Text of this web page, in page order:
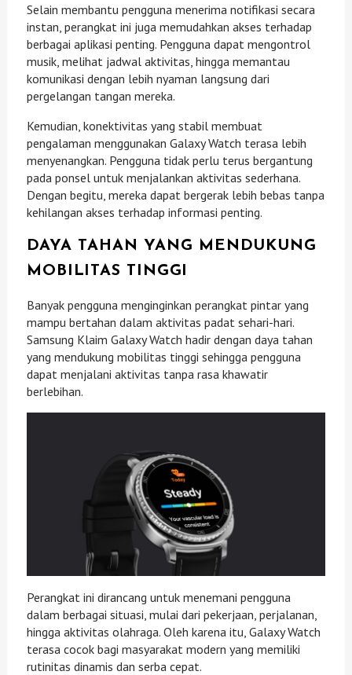
Selain membantu pengguna menerima notifikasi secara
instan, perangkat ini juga memudahkan akses terhadap
berbagai aplikasi penting. Pengguna dapat mengontrol
musik, melihat jadwal aktivitas, hingga memantau
komunikasi dengan lebih nyaman langsung dari
pergelangan tangan mereka.
Kemudian, konektivitas yang stabil membuat
pengalaman menggunakan Galaxy Watch terasa lebih
menyenangkan. Pengguna tidak perlu terus bergantung
pada ponsel untuk menjalankan aktivitas sederhana.
Dengan begitu, mereka dapat bergerak lebih bebas tanpa
kehilangan akses terhadap informasi penting.
DAYA TAHAN YANG MENDUKUNG
MOBILITAS TINGGI
Banyak pengguna menginginkan perangkat pintar yang
mampu bertahan dalam aktivitas padat sehari-hari.
Samsung Klaim Galaxy Watch hadir dengan daya tahan
yang mendukung mobilitas tinggi sehingga pengguna
dapat menjalani aktivitas tanpa rasa khawatir
berlebihan.
Perangkat ini dirancang untuk menemani pengguna
dalam berbagai situasi, mulai dari pekerjaan, perjalanan,
hingga aktivitas olahraga. Oleh karena itu, Galaxy Watch
terasa cocok bagi masyarakat modern yang memiliki
rutinitas dinamis dan serba cepat.